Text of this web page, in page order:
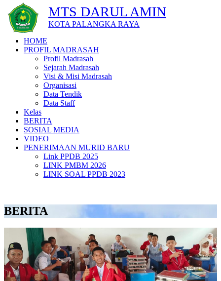
MTS DARUL AMIN
KOTA PALANGKA RAYA
HOME
PROFIL MADRASAH
Profil Madrasah
Sejarah Madrasah
Visi & Misi Madrasah
Organisasi
Data Tendik
Data Staff
Kelas
BERITA
SOSIAL MEDIA
VIDEO
PENERIMAAN MURID BARU
Link PPDB 2025
LINK PMBM 2026
LINK SOAL PPDB 2023
BERITA